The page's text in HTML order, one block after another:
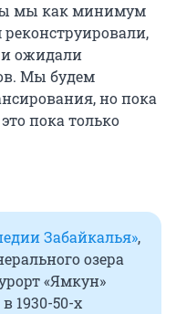
мы как минимум
ожидали
Мы будем
но пока
пока только
Забайкалья»,
озера
«Ямкун»
1930-50-х